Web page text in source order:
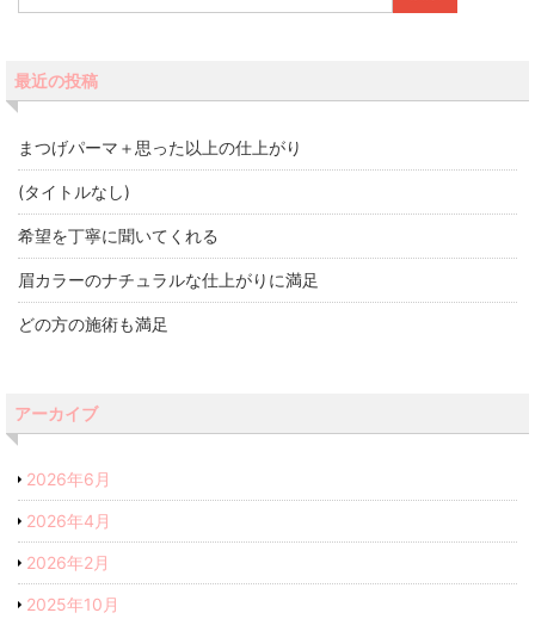
最近の投稿
まつげパーマ＋思った以上の仕上がり
(タイトルなし)
希望を丁寧に聞いてくれる
眉カラーのナチュラルな仕上がりに満足
どの方の施術も満足
アーカイブ
2026年6月
2026年4月
2026年2月
2025年10月